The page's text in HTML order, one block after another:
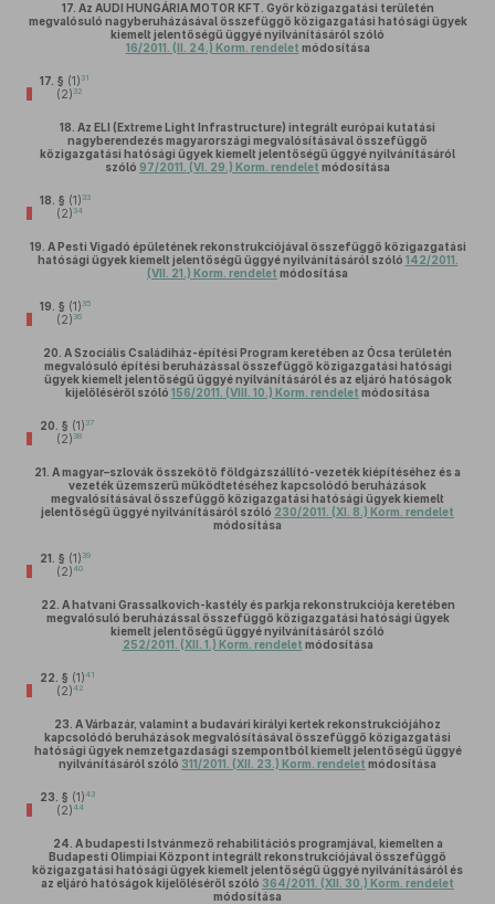
17. Az AUDI HUNGÁRIA MOTOR KFT. Győr közigazgatási területén
megvalósuló nagyberuházásával összefüggő közigazgatási hatósági ügyek
kiemelt jelentőségű üggyé nyilvánításáról szóló
16/2011. (II. 24.) Korm. rendelet módosítása
17. § (1) 31
(2) 32
18. Az ELI (Extreme Light Infrastructure) integrált európai kutatási
nagyberendezés magyarországi megvalósításával összefüggő
közigazgatási hatósági ügyek kiemelt jelentőségű üggyé nyilvánításáról
szóló 97/2011. (VI. 29.) Korm. rendelet módosítása
18. § (1) 33
(2) 34
19. A Pesti Vigadó épületének rekonstrukciójával összefüggő közigazgatási
hatósági ügyek kiemelt jelentőségű üggyé nyilvánításáról szóló 142/2011.
(VII. 21.) Korm. rendelet módosítása
19. § (1) 35
(2) 36
20. A Szociális Családiház-építési Program keretében az Ócsa területén
megvalósuló építési beruházással összefüggő közigazgatási hatósági
ügyek kiemelt jelentőségű üggyé nyilvánításáról és az eljáró hatóságok
kijelöléséről szóló 156/2011. (VIII. 10.) Korm. rendelet módosítása
20. § (1) 37
(2) 38
21. A magyar–szlovák összekötő földgázszállító-vezeték kiépítéséhez és a
vezeték üzemszerű működtetéséhez kapcsolódó beruházások
megvalósításával összefüggő közigazgatási hatósági ügyek kiemelt
jelentőségű üggyé nyilvánításáról szóló 230/2011. (XI. 8.) Korm. rendelet
módosítása
21. § (1) 39
(2)40
22. A hatvani Grassalkovich-kastély és parkja rekonstrukciója keretében
megvalósuló beruházással összefüggő közigazgatási hatósági ügyek
kiemelt jelentőségű üggyé nyilvánításáról szóló
252/2011. (XII. 1.) Korm. rendelet módosítása
22. § (1)41
(2)42
23. A Várbazár, valamint a budavári királyi kertek rekonstrukciójához
kapcsolódó beruházások megvalósításával összefüggő közigazgatási
hatósági ügyek nemzetgazdasági szempontból kiemelt jelentőségű üggyé
nyilvánításáról szóló 311/2011. (XII. 23.) Korm. rendelet módosítása
23. § (1)43
(2)44
24. A budapesti Istvánmező rehabilitációs programjával, kiemelten a
Budapesti Olimpiai Központ integrált rekonstrukciójával összefüggő
közigazgatási hatósági ügyek kiemelt jelentőségű üggyé nyilvánításáról és
az eljáró hatóságok kijelöléséről szóló 364/2011. (XII. 30.) Korm. rendelet
módosítása